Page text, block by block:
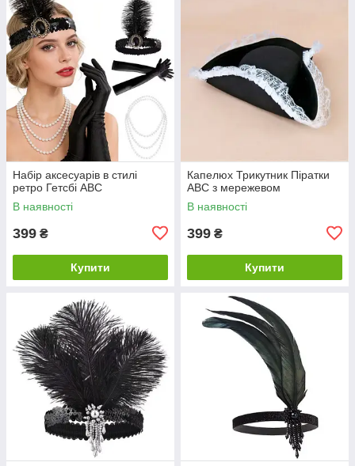
Набір аксесуарів в стилі
ретро Гетсбі ABC
В наявності
399 ₴
Купити
Капелюх Трикутник Піратки
ABC з мережевом
В наявності
399 ₴
Купити